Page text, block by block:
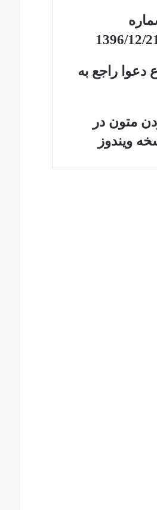
راجع به
متون در
ویندوز